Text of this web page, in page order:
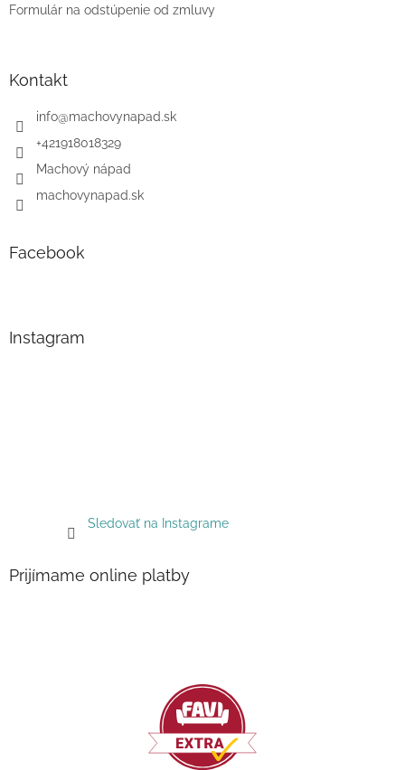
Formulár na odstúpenie od zmluvy
Kontakt
info@machovynapad.sk
+421918018329
Machový nápad
machovynapad.sk
Facebook
Instagram
Sledovať na Instagrame
Prijímame online platby